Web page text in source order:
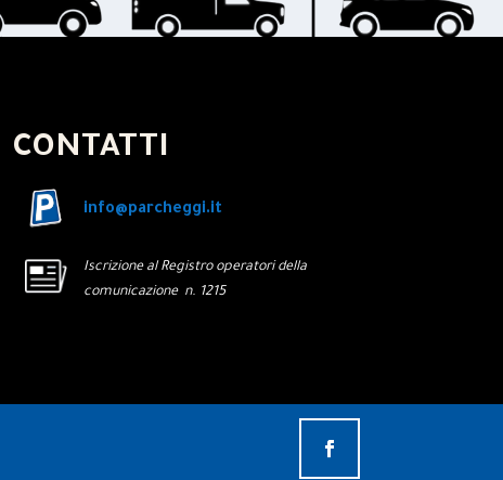
CONTATTI
info@parcheggi.it
Iscrizione al Registro operatori della
comunicazione n. 1215